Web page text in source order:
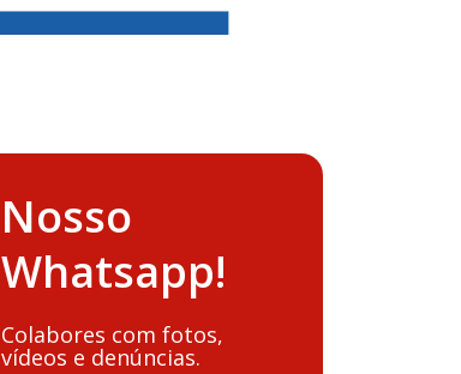
Nosso
Whatsapp!
Colabores com fotos,
vídeos e denúncias.